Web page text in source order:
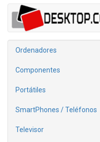
Ordenadores
Componentes
Portátiles
SmartPhones / Teléfonos
Televisor